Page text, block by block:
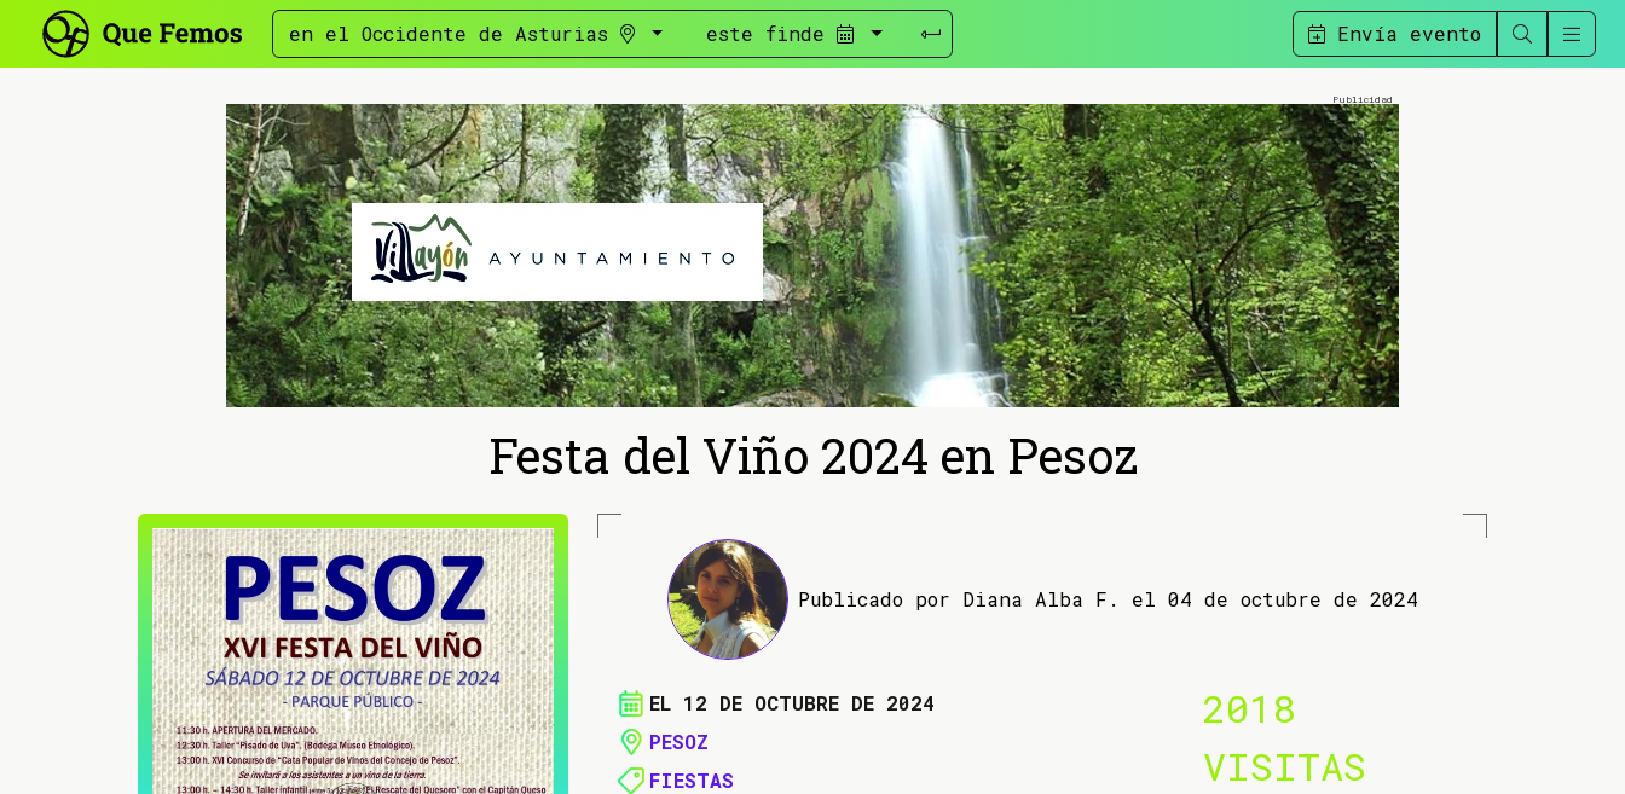
en el Occidente de Asturias este finde Envía evento
Festa del Viño 2024 en Pesoz
Publicado por Diana Alba F. el 04 de octubre de 2024
EL 12 DE OCTUBRE DE 2024
PESOZ
FIESTAS
2018
VISITAS